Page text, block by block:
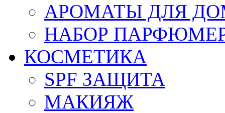
АРОМАТЫ ДЛЯ
НАБОР
КОСМЕТИКА
SPF ЗАЩИТА
МАКИЯЖ